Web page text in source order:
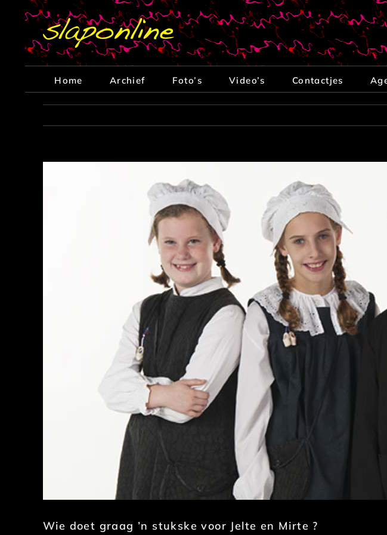
Home Archief Foto’s Video’s Contactjes
Wie doet graag ’n stukske voor Jelte en Mirte ?